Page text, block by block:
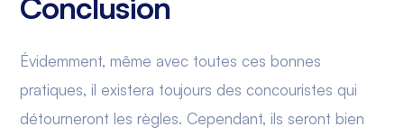
Évidemment, même avec toutes ces bonnes
pratiques, il existera toujours des concouristes qui
détourneront les règles. Cependant, ils seront bien